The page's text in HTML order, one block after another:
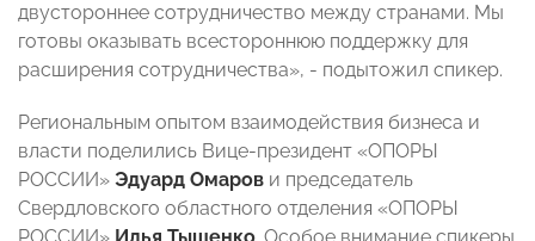
двустороннее сотрудничество между странами. Мы
готовы оказывать всестороннюю поддержку для
расширения сотрудничества», - подытожил спикер.
Региональным опытом взаимодействия бизнеса и
власти поделились Вице-президент «ОПОРЫ
РОССИИ» Эдуард Омаров и председатель
Свердловского областного отделения «ОПОРЫ